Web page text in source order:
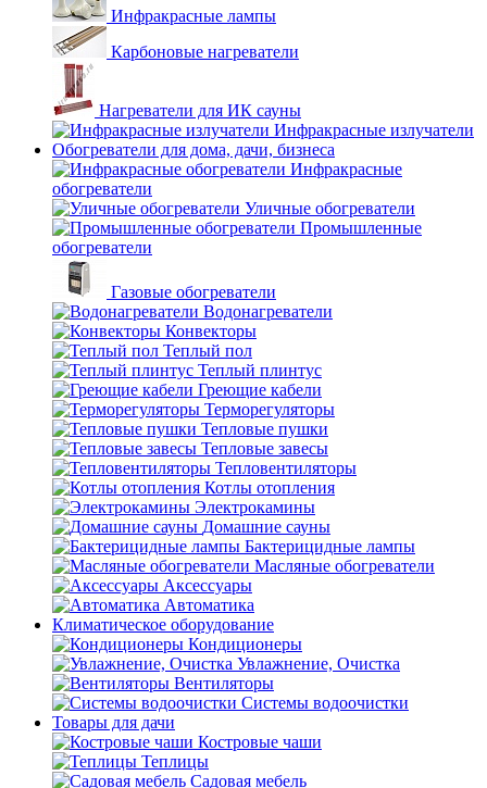
Инфракрасные лампы
Карбоновые нагреватели
Нагреватели для ИК сауны
Инфракрасные излучатели
Обогреватели для дома, дачи, бизнеса
Инфракрасные
обогреватели
Уличные обогреватели
Промышленные
обогреватели
Газовые обогреватели
Водонагреватели
Конвекторы
Теплый пол
Теплый плинтус
Греющие кабели
Терморегуляторы
Тепловые пушки
Тепловые завесы
Тепловентиляторы
Котлы отопления
Электрокамины
Домашние сауны
Бактерицидные лампы
Масляные обогреватели
Аксессуары
Автоматика
Климатическое оборудование
Кондиционеры
Увлажнение, Очистка
Вентиляторы
Системы водоочистки
Товары для дачи
Костровые чаши
Теплицы
Садовая мебель